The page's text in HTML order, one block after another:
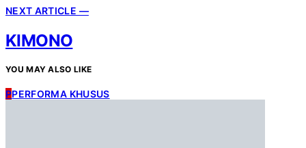
NEXT ARTICLE —
KIMONO
YOU MAY ALSO LIKE
PPERFORMA KHUSUS